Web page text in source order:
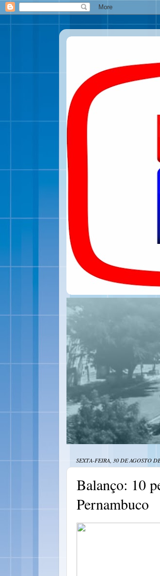
SEXTA-FEIRA, 30 DE AGOSTO
Balanço: 10
Pernambuco